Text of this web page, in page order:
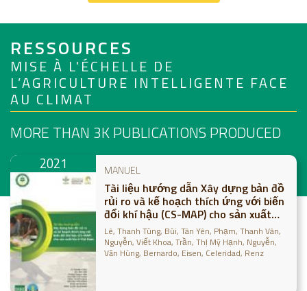
RESSOURCES
MISE À L'ÉCHELLE DE
L’AGRICULTURE INTELLIGENTE FACE
AU CLIMAT
MORE THAN 3KPUBLICATIONS PRODUCED
2021 MANUEL
Tài liệu hướng dẫn Xây dựng bản đồ
rủi ro và kế hoạch thích ứng với biến
đổi khí hậu (CS-MAP) cho sản xuất
lúa ở Việt Nam
Lê, Thanh Tùng Bùi, Tân Yên Phạm, Thanh Vân
Nguyễn, Viết Khoa Trần, Thị Mỹ Hạnh Nguyễn,
Văn Hùng Bernardo, Eisen Celeridad, Renz